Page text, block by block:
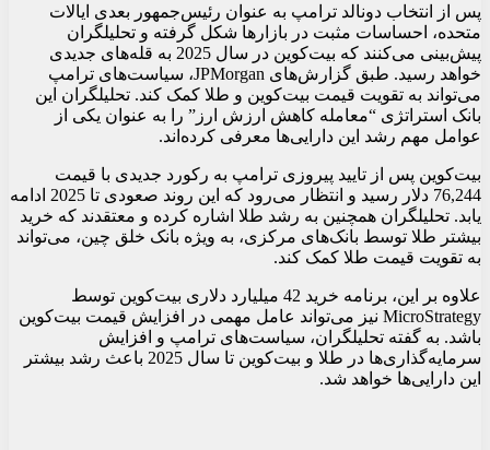
پس از انتخاب دونالد ترامپ به عنوان رئیس‌جمهور بعدی ایالات
متحده، احساسات مثبت در بازارها شکل گرفته و تحلیلگران
پیش‌بینی می‌کنند که بیت‌کوین در سال 2025 به قله‌های جدیدی
خواهد رسید. طبق گزارش‌های JPMorgan، سیاست‌های ترامپ
می‌تواند به تقویت قیمت بیت‌کوین و طلا کمک کند. تحلیلگران این
بانک استراتژی “معامله کاهش ارزش ارز” را به عنوان یکی از
عوامل مهم رشد این دارایی‌ها معرفی کرده‌اند.
بیت‌کوین پس از تایید پیروزی ترامپ به رکورد جدیدی با قیمت
76,244 دلار رسید و انتظار می‌رود که این روند صعودی تا 2025 ادامه
یابد. تحلیلگران همچنین به رشد طلا اشاره کرده و معتقدند که خرید
بیشتر طلا توسط بانک‌های مرکزی، به ویژه بانک خلق چین، می‌تواند
به تقویت قیمت طلا کمک کند.
علاوه بر این، برنامه خرید 42 میلیارد دلاری بیت‌کوین توسط
MicroStrategy نیز می‌تواند عامل مهمی در افزایش قیمت بیت‌کوین
باشد. به گفته تحلیلگران، سیاست‌های ترامپ و افزایش
سرمایه‌گذاری‌ها در طلا و بیت‌کوین تا سال 2025 باعث رشد بیشتر
این دارایی‌ها خواهد شد.